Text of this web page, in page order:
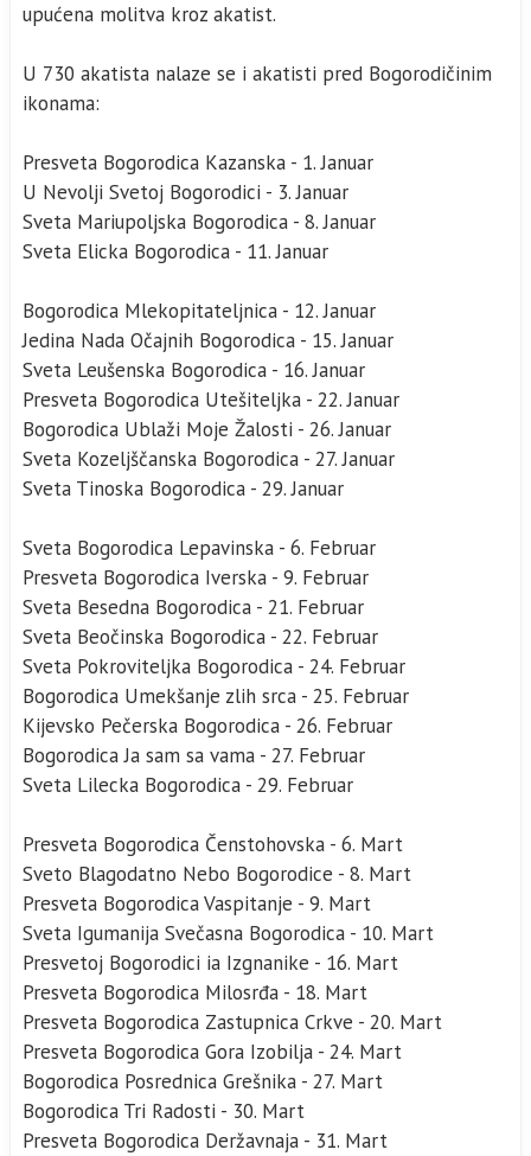
upućena molitva kroz akatist.
U 730 akatista nalaze se i akatisti pred Bogorodičinim
ikonama:
Presveta Bogorodica Kazanska - 1. Januar
U Nevolji Svetoj Bogorodici - 3. Januar
Sveta Mariupoljska Bogorodica - 8. Januar
Sveta Elicka Bogorodica - 11. Januar
Bogorodica Mlekopitateljnica - 12. Januar
Jedina Nada Očajnih Bogorodica - 15. Januar
Sveta Leušenska Bogorodica - 16. Januar
Presveta Bogorodica Utešiteljka - 22. Januar
Bogorodica Ublaži Moje Žalosti - 26. Januar
Sveta Kozeljščanska Bogorodica - 27. Januar
Sveta Tinoska Bogorodica - 29. Januar
Sveta Bogorodica Lepavinska - 6. Februar
Presveta Bogorodica Iverska - 9. Februar
Sveta Besedna Bogorodica - 21. Februar
Sveta Beočinska Bogorodica - 22. Februar
Sveta Pokroviteljka Bogorodica - 24. Februar
Bogorodica Umekšanje zlih srca - 25. Februar
Kijevsko Pečerska Bogorodica - 26. Februar
Bogorodica Ja sam sa vama - 27. Februar
Sveta Lilecka Bogorodica - 29. Februar
Presveta Bogorodica Čenstohovska - 6. Mart
Sveto Blagodatno Nebo Bogorodice - 8. Mart
Presveta Bogorodica Vaspitanje - 9. Mart
Sveta Igumanija Svečasna Bogorodica - 10. Mart
Presvetoj Bogorodici ia Izgnanike - 16. Mart
Presveta Bogorodica Milosrđa - 18. Mart
Presveta Bogorodica Zastupnica Crkve - 20. Mart
Presveta Bogorodica Gora Izobilja - 24. Mart
Bogorodica Posrednica Grešnika - 27. Mart
Bogorodica Tri Radosti - 30. Mart
Presveta Bogorodica Deržavnaja - 31. Mart